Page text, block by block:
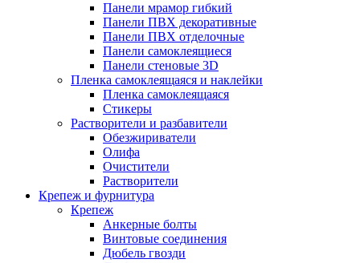
Панели мрамор гибкий
Панели ПВХ декоративные
Панели ПВХ отделочные
Панели самоклеящиеся
Панели стеновые 3D
Пленка самоклеящаяся и наклейки
Пленка самоклеящаяся
Стикеры
Растворители и разбавители
Обезжириватели
Олифа
Очистители
Растворители
Крепеж и фурнитура
Крепеж
Анкерные болты
Винтовые соединения
Дюбель гвозди